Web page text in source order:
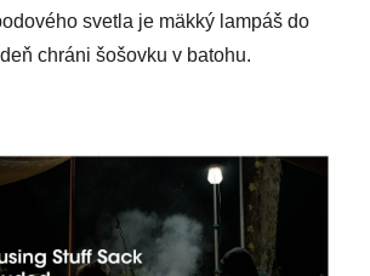
svetla je mäkký lampáš do
chráni šošovku v batohu.